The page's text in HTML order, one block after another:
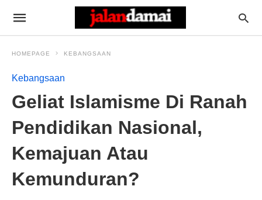
HOMEPAGE KEBANGSAAN
Kebangsaan
Geliat Islamisme Di Ranah
Pendidikan Nasional,
Kemajuan Atau
Kemunduran?